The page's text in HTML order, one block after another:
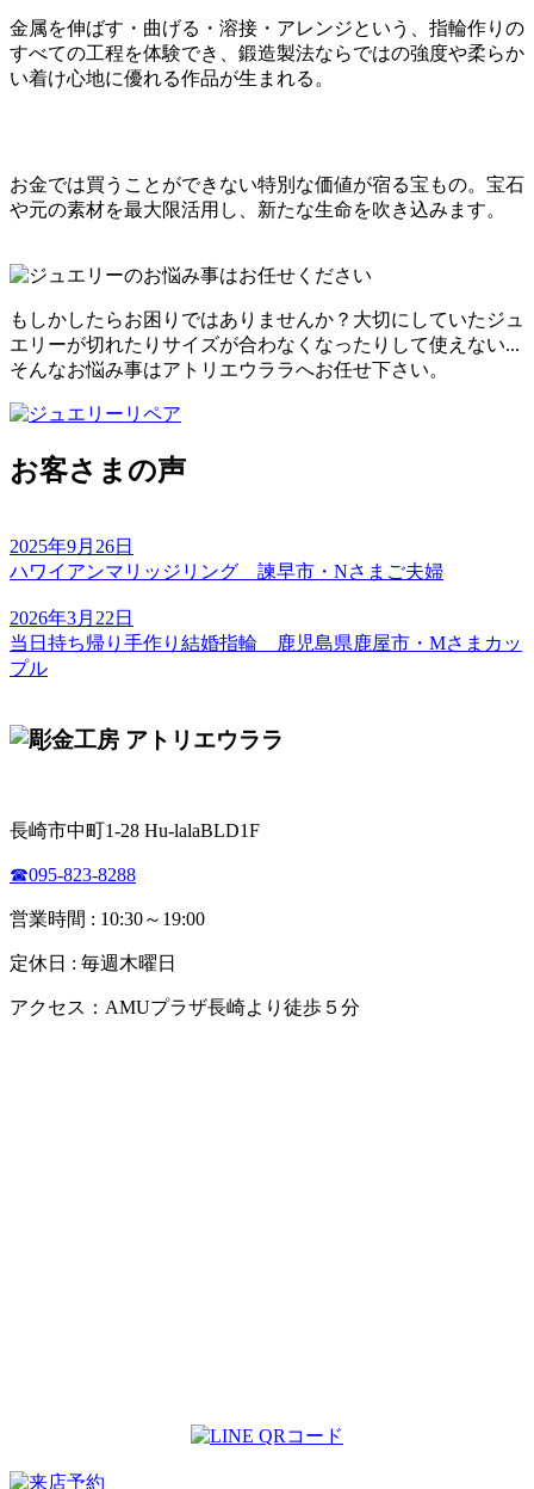
金属を伸ばす・曲げる・溶接・アレンジという、指輪作りの
すべての工程を体験でき、鍛造製法ならではの強度や柔らか
い着け心地に優れる作品が生まれる。
お金では買うことができない特別な価値が宿る宝もの。宝石
や元の素材を最大限活用し、新たな生命を吹き込みます。
もしかしたらお困りではありませんか？大切にしていたジュ
エリーが切れたりサイズが合わなくなったりして使えない...
そんなお悩み事はアトリエウララへお任せ下さい。
お客さまの声
2025年9月26日
ハワイアンマリッジリング 諫早市・Nさまご夫婦
2026年3月22日
当日持ち帰り手作り結婚指輪 鹿児島県鹿屋市・Mさまカッ
プル
長崎市中町1-28 Hu-lalaBLD1F
☎095-823-8288
営業時間 : 10:30～19:00
定休日 : 毎週木曜日
アクセス：AMUプラザ長崎より徒歩５分